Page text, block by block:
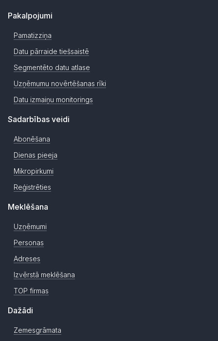
Pakalpojumi
Pamatizziņa
Datu pārraide tiešsaistē
Segmentēto datu atlase
Uzņēmumu novērtēšanas rīki
Datu izmaiņu monitorings
Sadarbības veidi
Abonēšana
Dienas pieeja
Mikropirkumi
Reģistrēties
Meklēšana
Uzņēmumi
Personas
Adreses
Izvērstā meklēšana
TOP firmas
Dažādi
Zemesgrāmata